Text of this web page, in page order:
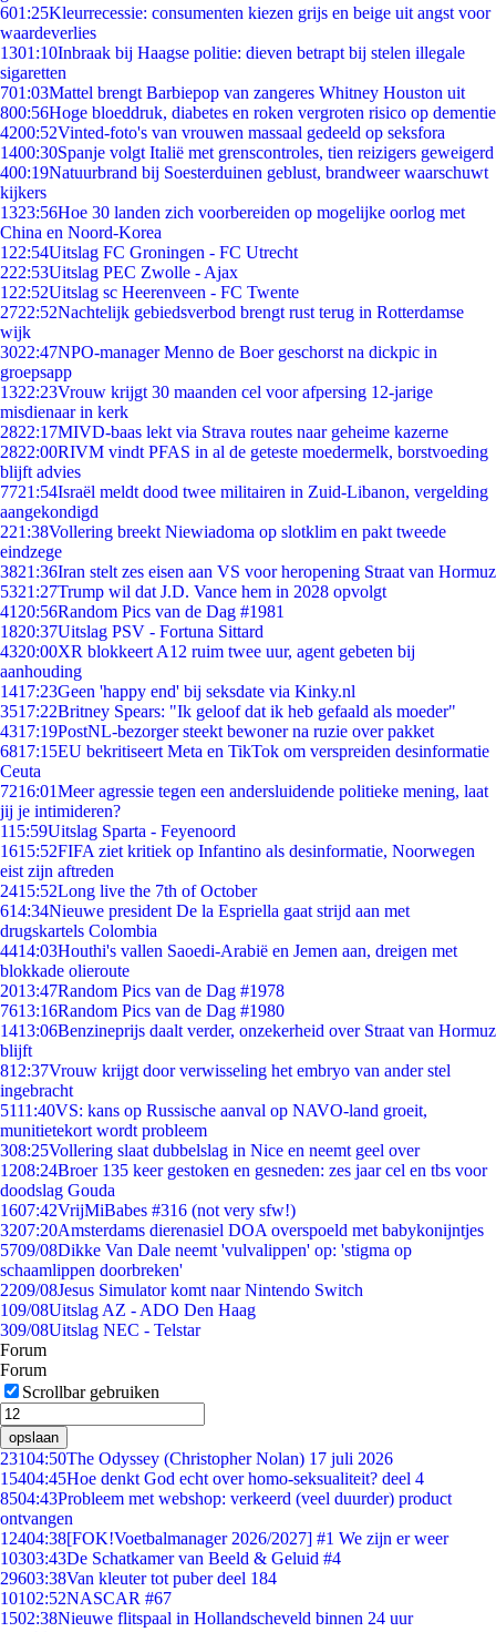
601:25Kleurrecessie: consumenten kiezen grijs en beige uit angst voor
waardeverlies
1301:10Inbraak bij Haagse politie: dieven betrapt bij stelen illegale
sigaretten
701:03Mattel brengt Barbiepop van zangeres Whitney Houston uit
800:56Hoge bloeddruk, diabetes en roken vergroten risico op dementie
4200:52Vinted-foto's van vrouwen massaal gedeeld op seksfora
1400:30Spanje volgt Italië met grenscontroles, tien reizigers geweigerd
400:19Natuurbrand bij Soesterduinen geblust, brandweer waarschuwt
kijkers
1323:56Hoe 30 landen zich voorbereiden op mogelijke oorlog met
China en Noord-Korea
1 22:54Uitslag FC Groningen - FC Utrecht
222:53Uitslag PEC Zwolle - Ajax
1 22:52Uitslag sc Heerenveen - FC Twente
2722:52Nachtelijk gebiedsverbod brengt rust terug in Rotterdamse
wijk
3022:47NPO-manager Menno de Boer geschorst na dickpic in
groepsapp
1322:23Vrouw krijgt 30 maanden cel voor afpersing 12-jarige
misdienaar in kerk
2822:17MIVD-baas lekt via Strava routes naar geheime kazerne
2822:00RIVM vindt PFAS in al de geteste moedermelk, borstvoeding
blijft advies
7721:54Israël meldt dood twee militairen in Zuid-Libanon, vergelding
aangekondigd
221:38Vollering breekt Niewiadoma op slotklim en pakt tweede
eindzege
3821:36Iran stelt zes eisen aan VS voor heropening Straat van Hormuz
5321:27Trump wil dat J.D. Vance hem in 2028 opvolgt
41 20:56Random Pics van de Dag #1981
1820:37Uitslag PSV - Fortuna Sittard
4320:00XR blokkeert A12 ruim twee uur, agent gebeten bij
aanhouding
1417:23Geen 'happy end' bij seksdate via Kinky.nl
3517:22Britney Spears: "Ik geloof dat ik heb gefaald als moeder"
4317:19PostNL-bezorger steekt bewoner na ruzie over pakket
6817:15EU bekritiseert Meta en TikTok om verspreiden desinformatie
Ceuta
7216:01Meer agressie tegen een andersluidende politieke mening, laat
jij je intimideren?
115:59Uitslag Sparta - Feyenoord
1615:52FIFA ziet kritiek op Infantino als desinformatie, Noorwegen
eist zijn aftreden
2415:52Long live the 7th of October
614:34Nieuwe president De la Espriella gaat strijd aan met
drugskartels Colombia
4414:03Houthi's vallen Saoedi-Arabië en Jemen aan, dreigen met
blokkade olieroute
2013:47Random Pics van de Dag #1978
7613:16Random Pics van de Dag #1980
1413:06Benzineprijs daalt verder, onzekerheid over Straat van Hormuz
blijft
812:37Vrouw krijgt door verwisseling het embryo van ander stel
ingebracht
5111:40VS: kans op Russische aanval op NAVO-land groeit,
munitietekort wordt probleem
308:25Vollering slaat dubbelslag in Nice en neemt geel over
1208:24Broer 135 keer gestoken en gesneden: zes jaar cel en tbs voor
doodslag Gouda
1607:42VrijMiBabes #316 (not very sfw!)
3207:20Amsterdams dierenasiel DOA overspoeld met babykonijntjes
5709/08Dikke Van Dale neemt 'vulvalippen' op: 'stigma op
schaamlippen doorbreken'
2209/08Jesus Simulator komt naar Nintendo Switch
109/08Uitslag AZ - ADO Den Haag
309/08Uitslag NEC - Telstar
Forum
Forum
Scrollbar gebruiken
opslaan
23104:50The Odyssey (Christopher Nolan) 17 juli 2026
15404:45Hoe denkt God echt over homo-seksualiteit? deel 4
8504:43Probleem met webshop: verkeerd (veel duurder) product
ontvangen
12404:38[FOK!Voetbalmanager 2026/2027] #1 We zijn er weer
10303:43De Schatkamer van Beeld & Geluid #4
29603:38Van kleuter tot puber deel 184
10102:52NASCAR #67
1502:38Nieuwe flitspaal in Hollandscheveld binnen 24 uur